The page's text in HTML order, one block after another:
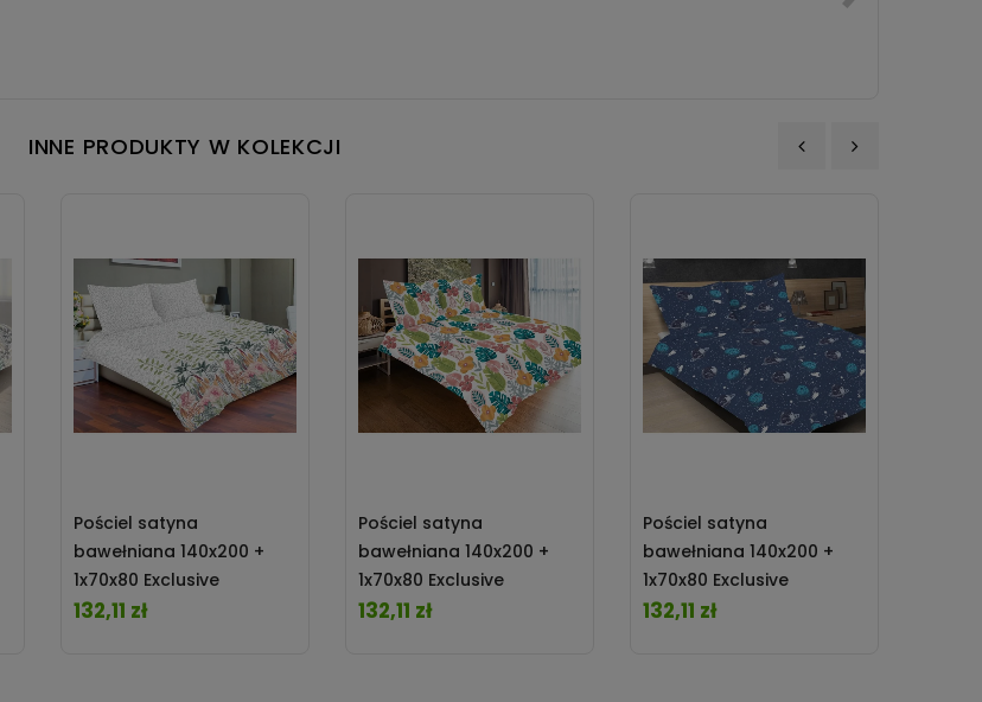
INNE PRODUKTY W KOLEKCJI
Pościel satyna
bawełniana 140x200 +
1x70x80 Exclusive
TM0203_SE50A Matex
Cena
132,11 zł
Pościel satyna
bawełniana 140x200 +
1x70x80 Exclusive
TM0203_SE51A Matex
Cena
132,11 zł
Pościel satyna
bawełniana 140x200 +
1x70x80 Exclusive
TM0203_SE52A Matex
Cena
132,11 zł